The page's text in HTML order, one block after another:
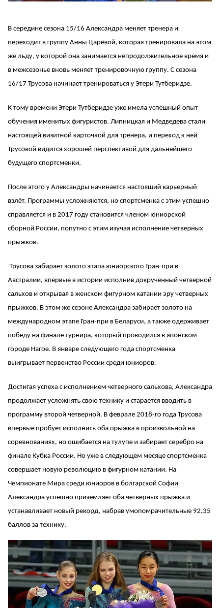
В середине сезона 15/16 Александра меняет тренера и
переходит в группу Анны Царёвой, которая тренировала на этом
же льду, у которой она занимается непродолжительное время и
в межсезонье вновь меняет тренировочную группу. С сезона
16/17 Трусова начинает тренироваться у Этери Тутберидзе.
К тому времени Этери Тутберидзе уже имела успешный опыт
обучения именитых фигуристов. Липницкая и Медведева стали
настоящей визитной карточкой для тренера, и переход к ней
Трусовой видится хорошей перспективой для дальнейшего
будущего спортсменки.
После этого у Александры начинается настоящий карьерный
взлёт. Программы усложняются, но спортсменка с этим успешно
справляется и в 2017 году становится членом юниорской
сборной России, попутно с этим изучая исполнение четверных
прыжков.
Трусова забирает золото этапа юниорского Гран-при в
Австралии, впервые в истории исполнив докрученный четверной
сальхов и открывая в женском фигурном катании эру четверных
прыжков. В этом же сезоне Александра забирает золото на
международном этапе Гран-при в Беларуси, а также одерживает
победу на финале турнира, который проводился в японском
городе Нагое. В январе следующего года спортсменка
выигрывает первенство России среди юниоров.
Достигая успеха с исполнением четверного сальхова, Александра
продолжает усложнять свою технику и старается вводить в
программу второй четверной. В феврале 2018-го года Трусова
впервые пробует исполнить оба прыжка в произвольной на
соревнованиях, но ошибается на тулупе и забирает серебро на
финале Кубка России. Но уже в следующем месяце спортсменка
совершает новую революцию в фигурном катании. На
Чемпионате Мира среди юниоров в болгарской Софии
Александра успешно приземляет оба четверных прыжка и
устанавливает новый рекорд, набрав умопомрачительные 92,35
баллов за технику.